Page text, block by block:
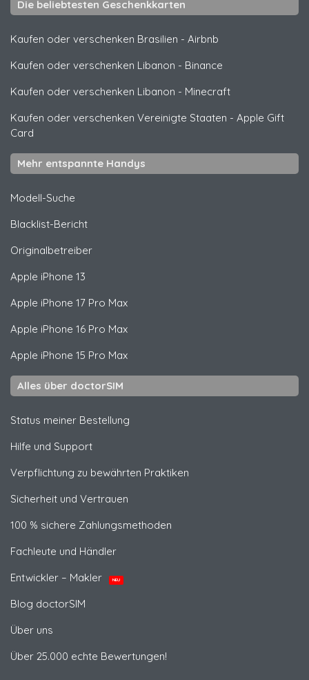
Die beliebtesten Geschenkkarten
Kaufen oder verschenken Brasilien - Airbnb
Kaufen oder verschenken Libanon - Binance
Kaufen oder verschenken Libanon - Minecraft
Kaufen oder verschenken Vereinigte Staaten - Apple Gift
Card
Mehr entspannte Handys
Modell-Suche
Blacklist-Bericht
Originalbetreiber
Apple iPhone 13
Apple iPhone 17 Pro Max
Apple iPhone 16 Pro Max
Apple iPhone 15 Pro Max
Alles über doctorSIM
Status meiner Bestellung
Hilfe und Support
Verpflichtung zu bewährten Praktiken
Sicherheit und Vertrauen
100 % sichere Zahlungsmethoden
Fachleute und Händler
Entwickler – Makler
NEU
Blog doctorSIM
Über uns
Über 25.000 echte Bewertungen!